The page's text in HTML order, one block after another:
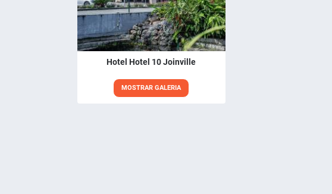
Hotel Hotel 10 Joinville
MOSTRAR GALERIA